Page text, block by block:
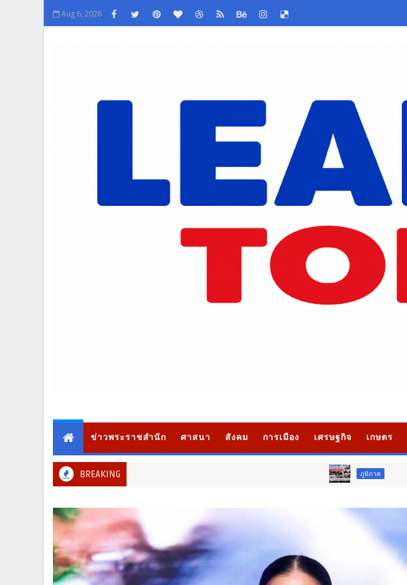
Aug 6, 2026
ข่าวพระราชสำนัก ศาสนา สังคม การเมือง เศรษฐกิจ เกษตร
BREAKING